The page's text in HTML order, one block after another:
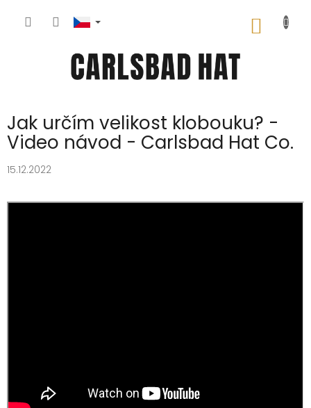
Jak určím velikost klobouku? -
Video návod - Carlsbad Hat Co.
15.12.2022